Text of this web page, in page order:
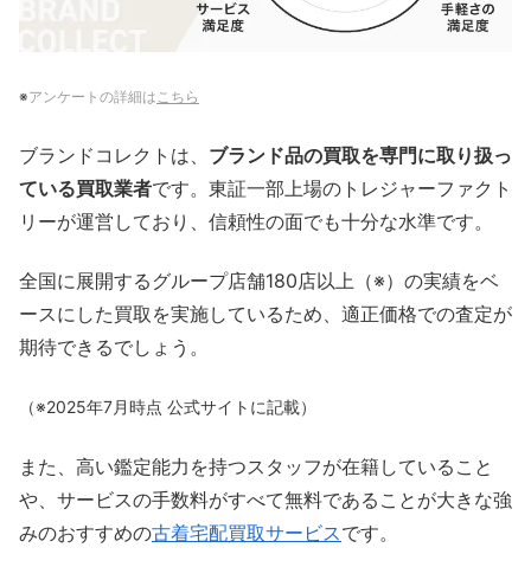
※アンケートの詳細はこちら
ブランドコレクトは、 ブランド品の買取を専門に取り扱っ
ている買取業者です。東証一部上場のトレジャーファクト
リーが運営しており、信頼性の面でも十分な水準です。
全国に展開するグループ店舗180店以上（※）の実績をベ
ースにした買取を実施しているため、適正価格での査定が
期待できるでしょう。
（※2025年7月時点 公式サイトに記載）
また、高い鑑定能力を持つスタッフが在籍していること
や、サービスの手数料がすべて無料であることが大きな強
みのおすすめの古着宅配買取サービスです。